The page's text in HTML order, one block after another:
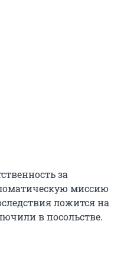
за
миссию
ложится на
в посольстве.